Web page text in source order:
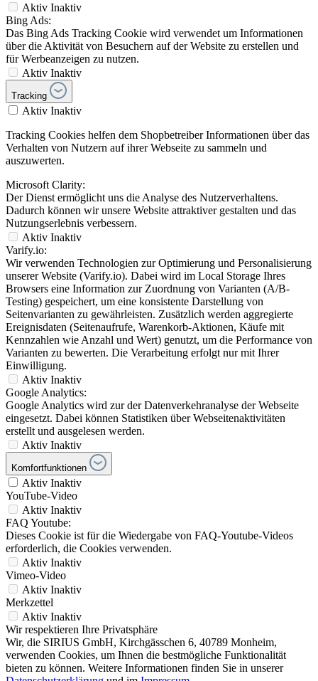
Aktiv Inaktiv
Bing Ads:
Das Bing Ads Tracking Cookie wird verwendet um Informationen
über die Aktivität von Besuchern auf der Website zu erstellen und
für Werbeanzeigen zu nutzen.
Aktiv Inaktiv
Tracking
Aktiv Inaktiv
Tracking Cookies helfen dem Shopbetreiber Informationen über das
Verhalten von Nutzern auf ihrer Webseite zu sammeln und
auszuwerten.
Microsoft Clarity:
Der Dienst ermöglicht uns die Analyse des Nutzerverhaltens.
Dadurch können wir unsere Website attraktiver gestalten und das
Nutzungserlebnis verbessern.
Aktiv Inaktiv
Varify.io:
Wir verwenden Technologien zur Optimierung und Personalisierung
unserer Website (Varify.io). Dabei wird im Local Storage Ihres
Browsers eine Information zur Zuordnung von Varianten (A/B-
Testing) gespeichert, um eine konsistente Darstellung von
Seitenvarianten zu gewährleisten. Zusätzlich werden aggregierte
Ereignisdaten (Seitenaufrufe, Warenkorb-Aktionen, Käufe mit
Kennzahlen wie Anzahl und Wert) genutzt, um die Performance von
Varianten zu bewerten. Die Verarbeitung erfolgt nur mit Ihrer
Einwilligung.
Aktiv Inaktiv
Google Analytics:
Google Analytics wird zur der Datenverkehranalyse der Webseite
eingesetzt. Dabei können Statistiken über Webseitenaktivitäten
erstellt und ausgelesen werden.
Aktiv Inaktiv
Komfortfunktionen
Aktiv Inaktiv
YouTube-Video
Aktiv Inaktiv
FAQ Youtube:
Dieses Cookie ist für die Wiedergabe von FAQ-Youtube-Videos
erforderlich, die Cookies verwenden.
Aktiv Inaktiv
Vimeo-Video
Aktiv Inaktiv
Merkzettel
Aktiv Inaktiv
Wir respektieren Ihre Privatsphäre
Wir, die SIRIUS GmbH, Kirchgässchen 6, 40789 Monheim,
verwenden Cookies, um Ihnen die bestmögliche Funktionalität
bieten zu können. Weitere Informationen finden Sie in unserer